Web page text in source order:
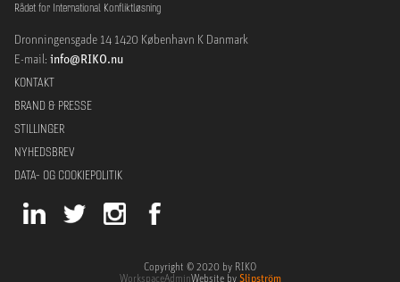
Rådet for International Konfliktløsning
Dronningensgade 14 1420 København K Danmark
E-mail: info@RIKO.nu
KONTAKT
BRAND & PRESSE
STILLINGER
NYHEDSBREV
DATA- OG COOKIEPOLITIK
Copyright © 2020 by RIKO
WorkspaceAdminWebsite by Slipström